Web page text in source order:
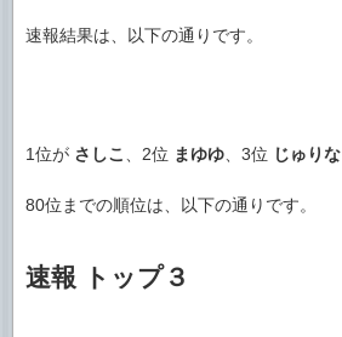
速報結果は、以下の通りです。
1位が さしこ 、2位 まゆゆ 、3位 じゅりな
80位までの順位は、以下の通りです。
速報 トップ３